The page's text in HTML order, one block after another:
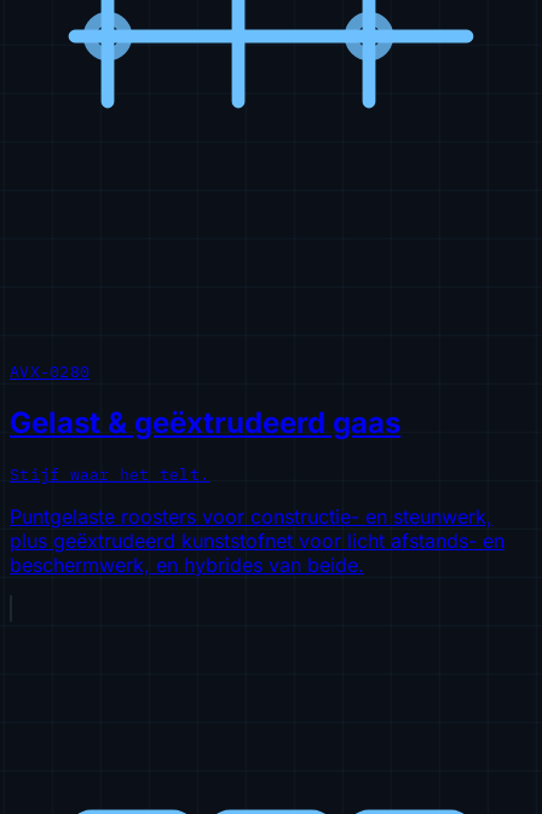
AVX-0280
Gelast & geëxtrudeerd gaas
Stijf waar het telt.
Puntgelaste roosters voor constructie- en steunwerk,
plus geëxtrudeerd kunststofnet voor licht afstands- en
beschermwerk, en hybrides van beide.